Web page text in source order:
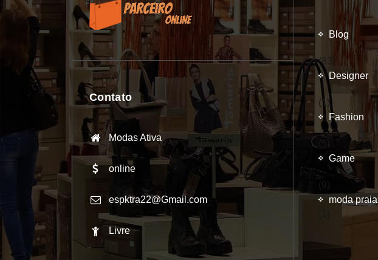
Contato
Modas Ativa
online
espktra22@Gmail.com
Livre
Blog
(83)
Designer
(1)
Fashion
(5)
Game
moda praia